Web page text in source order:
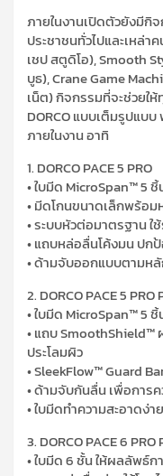
ภายในงานเปิดตัวยังมีกิ
ประชาชนทั่วไปและเหล่
เชป สตูดิโอ), Smooth
บูธ), Crane Game
เน็ต) กิจกรรมที่จะช่วยใ
DORCO แบบเต็มรูปแบ
ภายในงาน อาทิ
1. DORCO PACE 5 PRO
• ใบมีด MicroSpan™ 5
• มีดโกนขนาดเล็กพร้อ
• ระบบหัวต่อมาตรฐาน ใ
• แถบหล่อลื่นโค้งมน ปก
• ด้ามจับออกแบบตามห
2. DORCO PACE 5 PRO
• ใบมีด MicroSpan™ 5
• แถบ SmoothShield™
ประโลมผิว
• SleekFlow™ Guard
• ด้ามจับกันลื่น เพื่อการ
• ใบมีดทำความสะอาดง่
3. DORCO PACE 6 PRO
• ใบมีด 6 ชั้น ให้ผลลัพธ์